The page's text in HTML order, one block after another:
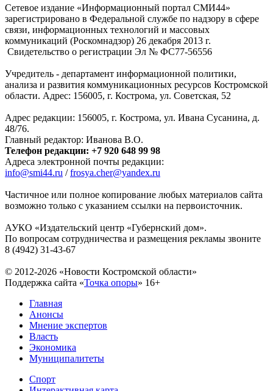
Сетевое издание «Информационный портал СМИ44»
зарегистрировано в Федеральной службе по надзору в сфере
связи, информационных технологий и массовых
коммуникаций (Роскомнадзор) 26 декабря 2013 г.
Свидетельство о регистрации Эл № ФC77-56556
Учредитель - департамент информационной политики,
анализа и развития коммуникационных ресурсов Костромской
области. Адрес: 156005, г. Кострома, ул. Советская, 52
Адрес редакции: 156005, г. Кострома, ул. Ивана Сусанина, д.
48/76.
Главный редактор: Иванова В.О.
Телефон редакции: +7 920 648 99 98
Адреса электронной почты редакции:
info@smi44.ru /frosya.cher@yandex.ru
Частичное или полное копирование любых материалов сайта
возможно только с указанием ссылки на первоисточник.
АУКО «Издательский центр «Губернский дом».
По вопросам сотрудничества и размещения рекламы звоните
8 (4942) 31-43-67
© 2012-2026 «Новости Костромской области»
Поддержка сайта «Точка опоры» 16+
Главная
Анонсы
Мнение экспертов
Власть
Экономика
Муниципалитеты
Спорт